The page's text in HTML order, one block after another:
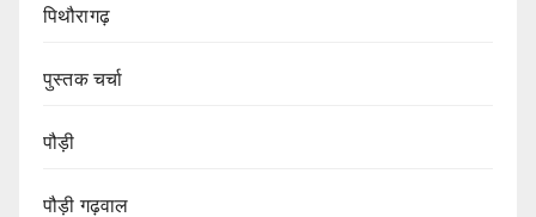
पिथौरागढ़
पुस्तक चर्चा
पौड़ी
पौड़ी गढ़वाल